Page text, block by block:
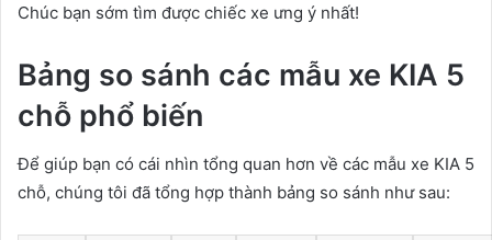
Chúc bạn sớm tìm được chiếc xe ưng ý nhất!
Bảng so sánh các mẫu xe KIA 5
chỗ phổ biến
Để giúp bạn có cái nhìn tổng quan hơn về các mẫu xe KIA 5
chỗ, chúng tôi đã tổng hợp thành bảng so sánh như sau: